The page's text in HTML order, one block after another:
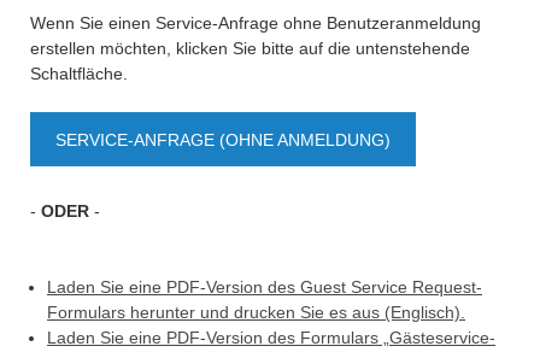
Wenn Sie einen Service-Anfrage ohne Benutzeranmeldung
erstellen möchten, klicken Sie bitte auf die untenstehende
Schaltfläche.
SERVICE-ANFRAGE (OHNE ANMELDUNG)
- ODER -
Laden Sie eine PDF-Version des Guest Service Request-
Formulars herunter und drucken Sie es aus (Englisch).
Laden Sie eine PDF-Version des Formulars „Gästeservice-